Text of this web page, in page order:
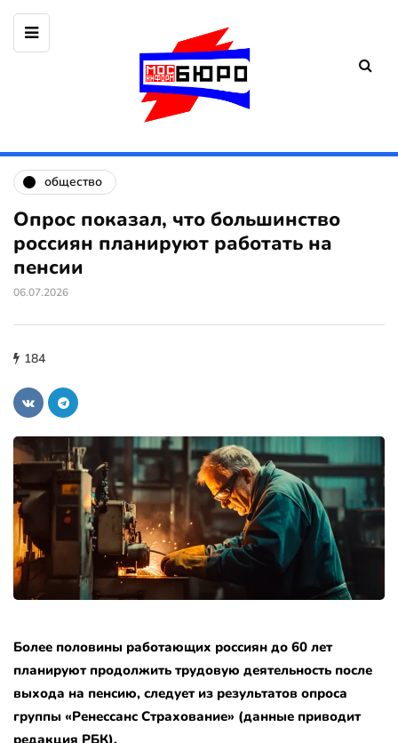
общество
Опрос показал, что большинство
россиян планируют работать на
пенсии
06.07.2026
184
Более половины работающих россиян до 60 лет
планируют продолжить трудовую деятельность после
выхода на пенсию, следует из результатов опроса
группы «Ренессанс Страхование» (данные приводит
редакция РБК).